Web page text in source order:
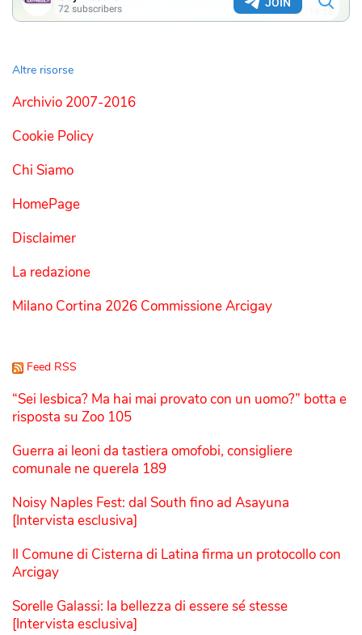
Altre risorse
Archivio 2007-2016
Cookie Policy
Chi Siamo
HomePage
Disclaimer
La redazione
Milano Cortina 2026 Commissione Arcigay
Feed RSS
“Sei lesbica? Ma hai mai provato con un uomo?” botta e
risposta su Zoo 105
Guerra ai leoni da tastiera omofobi, consigliere
comunale ne querela 189
Noisy Naples Fest: dal South fino ad Asayuna
[Intervista esclusiva]
Il Comune di Cisterna di Latina firma un protocollo con
Arcigay
Sorelle Galassi: la bellezza di essere sé stesse
[Intervista esclusiva]